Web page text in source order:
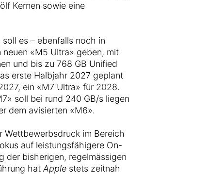
Kernen sowie eine
es – ebenfalls noch in
neuen «M5 Ultra» geben, mit
und bis zu 768 GB Unified
erste Halbjahr 2027 geplant
ein «M7 Ultra» für 2028.
soll bei rund 240 GB/s liegen
dem avisierten «M6».
im Bereich
auf leistungsfähigere On-
der bisherigen, regelmässigen
hat Applestets zeitnah